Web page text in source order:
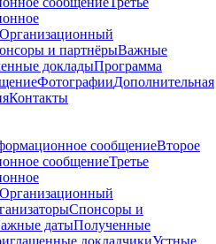
Организационный
и партнёрыВажные
докладыПрограмма
ФотографииДополнительная
Контакты
сообщениеВторое
сообщениеТретье
Организационный
Спонсоры и
датыПолученные
докладчикиУстные